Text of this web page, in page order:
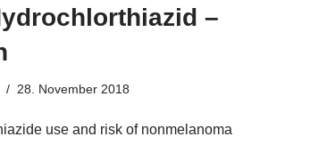
–
28. November 2018
use and risk of nonmelanoma